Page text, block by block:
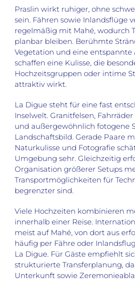
Praslin wirkt ruhiger, ohne
sein. Fähren sowie Inlandsflüge
regelmäßig mit Mahé, wodurch
planbar bleiben. Berühmte
Vegetation und eine entspannte
schaffen eine Kulisse, die
Hochzeitsgruppen oder intime
attraktiv wirkt.
La Digue steht für eine fast
Inselwelt. Granitfelsen,
und außergewöhnlich fotogene
Landschaftsbild. Gerade Paare
Naturkulisse und Fotografie
Umgebung sehr. Gleichzeitig
Organisation größerer Setups
Transportmöglichkeiten für
begrenzter sind.
Viele Hochzeiten kombinieren
innerhalb einer Reise.
meist auf Mahé, von dort aus
häufig per Fähre oder
La Digue. Für Gäste empfiehlt
strukturierte Transferplanung,
Unterkunft sowie